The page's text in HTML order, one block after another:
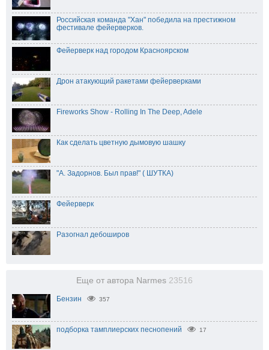
Российская команда "Хан" победила на престижном
фестивале фейерверков.
Фейерверк над городом Красноярском
Дрон атакующий ракетами фейерверками
Fireworks Show - Rolling In The Deep, Adele
Как сделать цветную дымовую шашку
"А. Задорнов. Был прав!" ( ШУТКА)
Фейерверк
Разогнал дебоширов
Еще от автора Narmes 23516
Бензин 357
подборка тамплиерских песнопений 17